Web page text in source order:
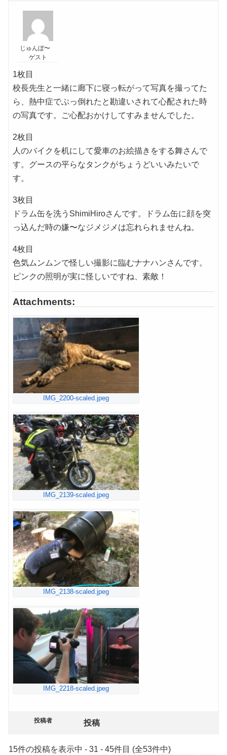
じゅんぼ〜
ゲスト
1枚目
校長先生と一緒に廊下に寝っ転がって写真を撮ってた
ら、熱中症でぶっ倒れたと勘違いされて心配された時
の写真です。ご心配おかけしてすみませんでした。
2枚目
人のバイクを机にして愛車のお絵描きをする舞さんで
す。グースの平らなタンクがちょうどいいみたいで
す。
3枚目
ドラム缶を洗うShimiHiroさんです。ドラム缶に顔を突
っ込んだ時の嫌〜なジメジメは忘れられませんね。
4枚目
色気ムンムンで怪しい撮影に臨むナナハンさんです。
ピンクの照明が実に怪しいですね、素敵！
Attachments:
IMG_2200-scaled.jpeg
IMG_2139-scaled.jpeg
IMG_2138-scaled.jpeg
IMG_2218-scaled.jpeg
投稿者 投稿
15件の投稿を表示中 - 31 - 45件目 (全53件中)